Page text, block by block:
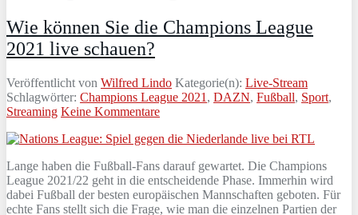
Wie können Sie die Champions League
2021 live schauen?
Veröffentlicht von Wilfred Lindo Kategorie(n): Live-Stream
Schlagwörter: Champions League 2021 , DAZN, Fußball, Sport,
Streaming Keine Kommentare
Lange haben die Fußball-Fans darauf gewartet. Die Champions
League 2021/22 geht in die entscheidende Phase. Immerhin wird
dabei Fußball der besten europäischen Mannschaften geboten. Für
echte Fans stellt sich die Frage, wie man die einzelnen Partien der